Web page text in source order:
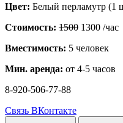
Цвет: Белый перламутр (1
Стоимость: 1500 1300 /час
Вместимость: 5 человек
Мин. аренда: от 4-5 часов
8-920-506-77-88
Связь ВКонтакте